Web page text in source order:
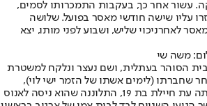
עשור אחר כך, בעקבות התמכרותו לסמים,
עליו שישה חודשי מאסר בפועל. שלושה
לאחרניכוי שליש, ושבוע לפני מותו, יצא
משה שי
הסוהר בעתלית, ושם נעצר ונלקח למשטרת
שחברתו (לימים אשתו של הזמר ישי לוי),
איריס גבאי, שהייתה באותה עת חיילת בת 19, התלוננה שהוא ניסה לאנוס